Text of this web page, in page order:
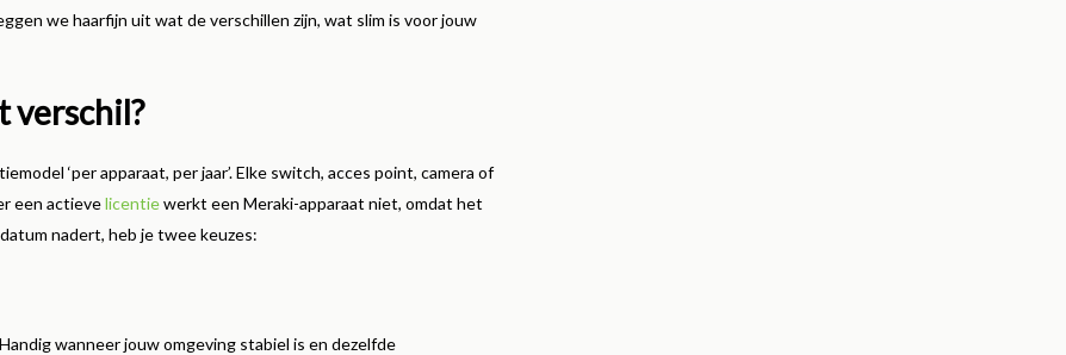
we haarfijn uit wat de verschillen zijn, wat slim is voor jouw
verschil?
‘per apparaat, per jaar’. Elke switch, acces point, camera of
een actievelicentiewerkt een Meraki-apparaat niet, omdat het
nadert, heb je twee keuzes:
wanneer jouw omgeving stabiel is en dezelfde